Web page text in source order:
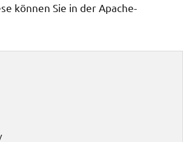
können Sie in der Apache-